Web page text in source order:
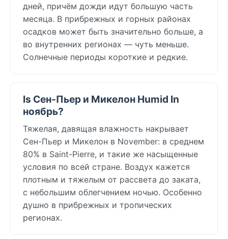
дней, причём дожди идут большую часть
месяца. В прибрежных и горных районах
осадков может быть значительно больше, а
во внутренних регионах — чуть меньше.
Солнечные периоды короткие и редкие.
Is Сен-Пьер и Микелон Humid In
ноябрь?
Тяжелая, давящая влажность накрывает
Сен-Пьер и Микелон в November: в среднем
80% в Saint-Pierre, и такие же насыщенные
условия по всей стране. Воздух кажется
плотным и тяжелым от рассвета до заката,
с небольшим облегчением ночью. Особенно
душно в прибрежных и тропических
регионах.